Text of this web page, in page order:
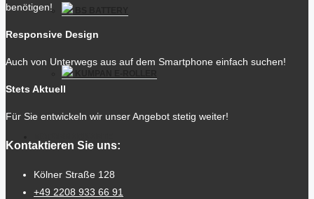
benötigen!
Responsive Design
Auch von Unterwegs aus auf dem Smartphone einfach suchen!
Stets Aktuell
Für Sie entwickeln wir unser Angebot stetig weiter!
Kontaktieren Sie uns:
Kölner Straße 128
+49 2208 933 66 91